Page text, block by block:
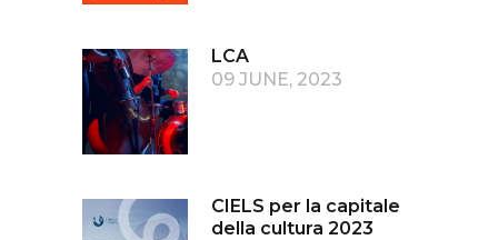
LCA
09 JUNE, 2023
CIELS per la capitale
della cultura 2023